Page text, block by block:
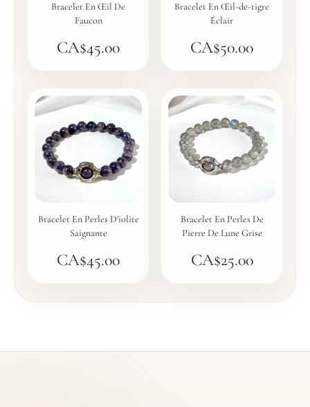
Bracelet En Œil De
Faucon
CA$45.00
Bracelet En Œil-de-tigre
Éclair
CA$50.00
Bracelet En Perles D'iolite
Saignante
CA$45.00
Bracelet En Perles De
Pierre De Lune Grise
CA$25.00